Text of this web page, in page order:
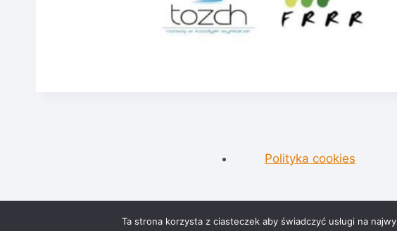
Polityka cookies
Powered by Wordpress and Kadence
Ta strona korzysta z ciasteczek aby świadczyć usługi na